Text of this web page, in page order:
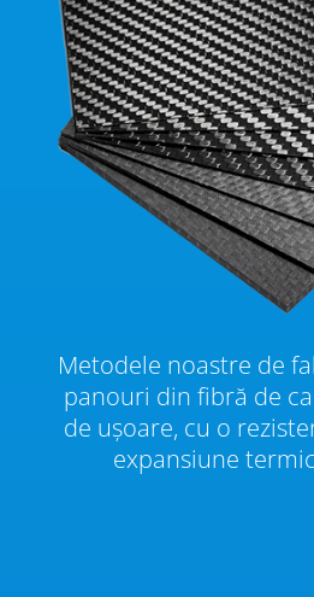
Metodele noastre de
panouri din fibră de
de ușoare, cu o
expansiune